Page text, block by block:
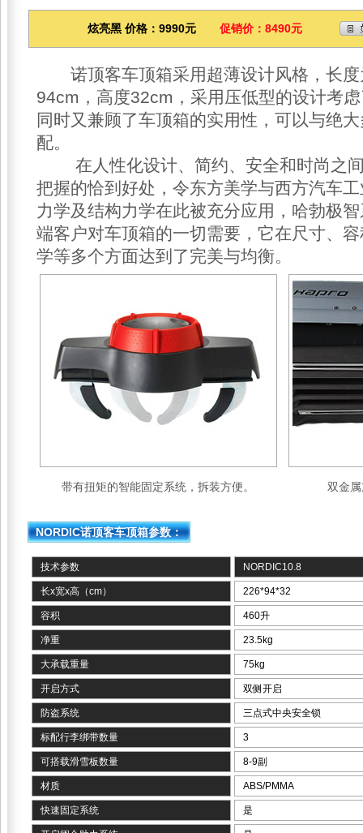
炫亮黑 价格：9990元 促销价：8490元
诺顶客车顶箱采用超薄设计风格，长度
94cm，高度32cm，采用压低型的设计考
同时又兼顾了车顶箱的实用性，可以与绝
配。
在人性化设计、简约、安全和时尚之间
把握的恰到好处，令东方美学与西方汽车
力学及结构力学在此被充分应用，哈勃极
端客户对车顶箱的一切需要，它在尺寸、
学等多个方面达到了完美与均衡。
带有扭矩的智能固定系统，拆装方便。 双金
NORDIC诺顶客车顶箱参数：
技术参数 NORDIC10.8
长x宽x高（cm） 226*94*32
容积 460升
净重 23.5kg
大承载重量 75kg
开启方式 双侧开启
防盗系统 三点式中央安全锁
标配行李绑带数量 3
可搭载滑雪板数量 8-9副
材质 ABS/PMMA
快速固定系统 是